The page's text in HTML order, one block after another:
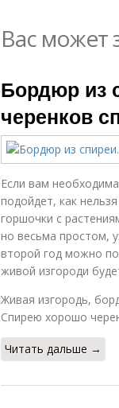
Вас может
Бордюр из
черенков
Если вам
подойдет, как
горшочки с
но весьма простом,
второй год можно
живой изгороди
Живая изгородь,
Спирею хорошо
Читать дальше →